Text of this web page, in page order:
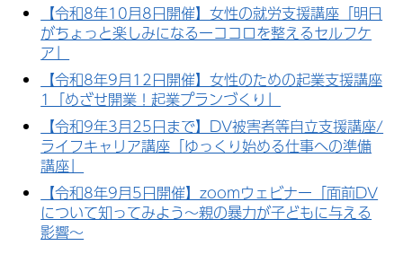
【令和8年10月8日開催】女性の就労支援講座「明日
がちょっと楽しみになるーココロを整えるセルフケ
ア」
【令和8年9月12日開催】女性のための起業支援講座
1「めざせ開業！起業プランづくり」
【令和9年3月25日まで】DV被害者等自立支援講座/
ライフキャリア講座「ゆっくり始める仕事への準備
講座」
【令和8年9月5日開催】zoomウェビナー「面前DV
について知ってみよう～親の暴力が子どもに与える
影響～